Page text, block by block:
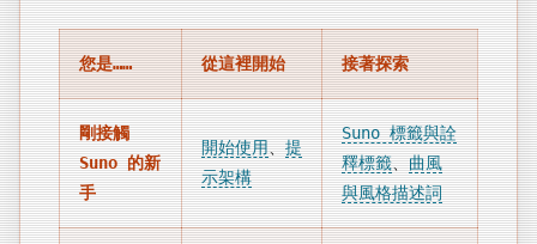
您是…… 從這裡開始 接著探索
剛接觸
Suno 的新
手
開始使用、提
示架構
Suno 標籤與詮
釋標籤、曲風
與風格描述詞